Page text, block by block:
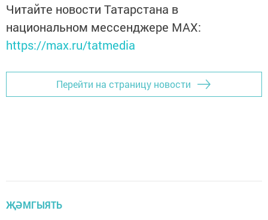
Читайте новости Татарстана в
национальном мессенджере MАХ:
https://max.ru/tatmedia
Перейти на страницу новости
ҖӘМГЫЯТЬ